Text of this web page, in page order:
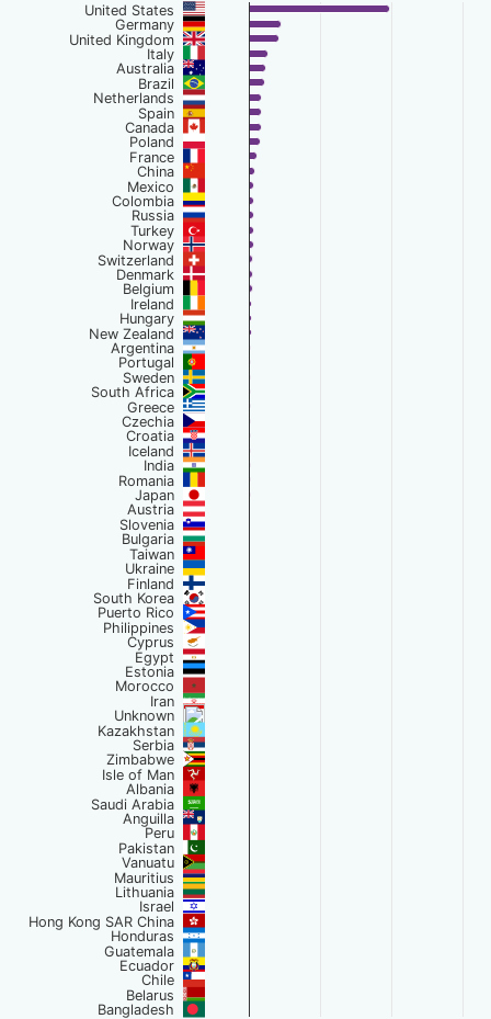
Bar chart with 69 bars.
The chart has 1 X axis displaying categories.
The chart has 1 Y axis displaying Users Count. Data
United States
Germany
United Kingdom
Italy
Australia
Brazil
Netherlands
Spain
Canada
Poland
France
China
Mexico
Colombia
Russia
Turkey
Norway
Switzerland
Denmark
Belgium
Ireland
Hungary
New Zealand
Argentina
Portugal
Sweden
South Africa
Greece
Czechia
Croatia
Iceland
India
Romania
Japan
Austria
Slovenia
Bulgaria
Taiwan
Ukraine
Finland
South Korea
Puerto Rico
Philippines
Cyprus
Egypt
Estonia
Morocco
Iran
Unknown
Kazakhstan
Serbia
Zimbabwe
Isle of Man
Albania
Saudi Arabia
Anguilla
Peru
Pakistan
Vanuatu
Mauritius
Lithuania
Israel
Hong Kong SAR China
Honduras
Guatemala
Ecuador
Chile
Belarus
Bangladesh